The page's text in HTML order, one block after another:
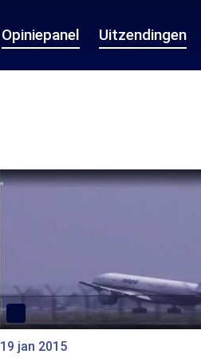
Opiniepanel Uitzendingen
19 jan 2015